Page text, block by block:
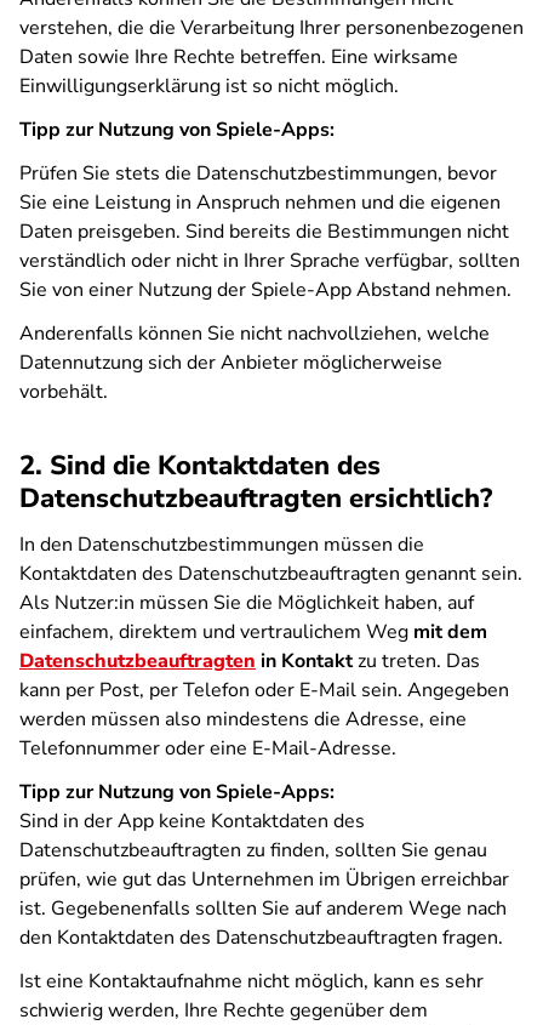
verstehen, die die Verarbeitung Ihrer personenbezogenen
Daten sowie Ihre Rechte betreffen. Eine wirksame
Einwilligungserklärung ist so nicht möglich.
Tipp zur Nutzung von Spiele-Apps:
Prüfen Sie stets die Datenschutzbestimmungen, bevor
Sie eine Leistung in Anspruch nehmen und die eigenen
Daten preisgeben. Sind bereits die Bestimmungen nicht
verständlich oder nicht in Ihrer Sprache verfügbar, sollten
Sie von einer Nutzung der Spiele-App Abstand nehmen.
Anderenfalls können Sie nicht nachvollziehen, welche
Datennutzung sich der Anbieter möglicherweise
vorbehält.
2. Sind die Kontaktdaten des
Datenschutzbeauftragten ersichtlich?
In den Datenschutzbestimmungen müssen die
Kontaktdaten des Datenschutzbeauftragten genannt sein.
Als Nutzer:in müssen Sie die Möglichkeit haben, auf
einfachem, direktem und vertraulichem Weg mit dem
Datenschutzbeauftragten in Kontaktzu treten. Das
kann per Post, per Telefon oder E-Mail sein. Angegeben
werden müssen also mindestens die Adresse, eine
Telefonnummer oder eine E-Mail-Adresse.
Tipp zur Nutzung von Spiele-Apps:
Sind in der App keine Kontaktdaten des
Datenschutzbeauftragten zu finden, sollten Sie genau
prüfen, wie gut das Unternehmen im Übrigen erreichbar
ist. Gegebenenfalls sollten Sie auf anderem Wege nach
den Kontaktdaten des Datenschutzbeauftragten fragen.
Ist eine Kontaktaufnahme nicht möglich, kann es sehr
schwierig werden, Ihre Rechte gegenüber dem